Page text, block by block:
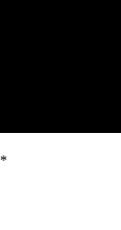
*